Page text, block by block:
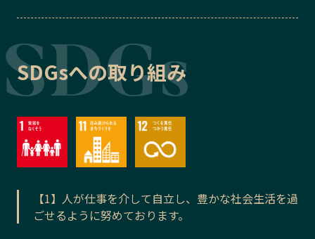
SDGsへの取り組み
【1】人が仕事を介して自立し、豊かな社会生活を過
ごせるように努めております。